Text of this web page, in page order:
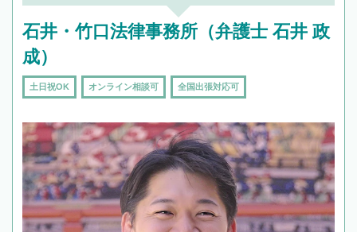
石井・竹口法律事務所（弁護士 石井 政
成）
土日祝OK オンライン相談可 全国出張対応可